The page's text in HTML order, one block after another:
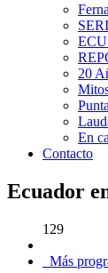
ECU
20
En
Contacto
Ecuador
129
Más